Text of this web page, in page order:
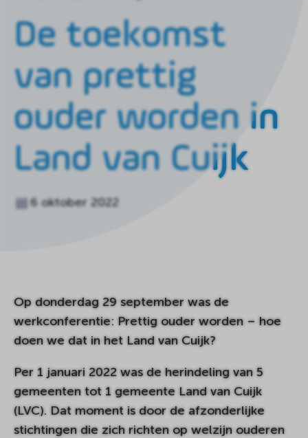
homepagina
De toekomst
van prettig
ouder worden in
Land van Cuijk
6 oktober 2022
Op donderdag 29 september was de
werkconferentie: Prettig ouder worden – hoe
doen we dat in het Land van Cuijk?
Per 1 januari 2022 was de herindeling van 5
gemeenten tot 1 gemeente Land van Cuijk
(LVC). Dat moment is door de afzonderlijke
stichtingen die zich richten op welzijn ouderen